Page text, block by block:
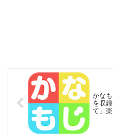
かな
を収
て」